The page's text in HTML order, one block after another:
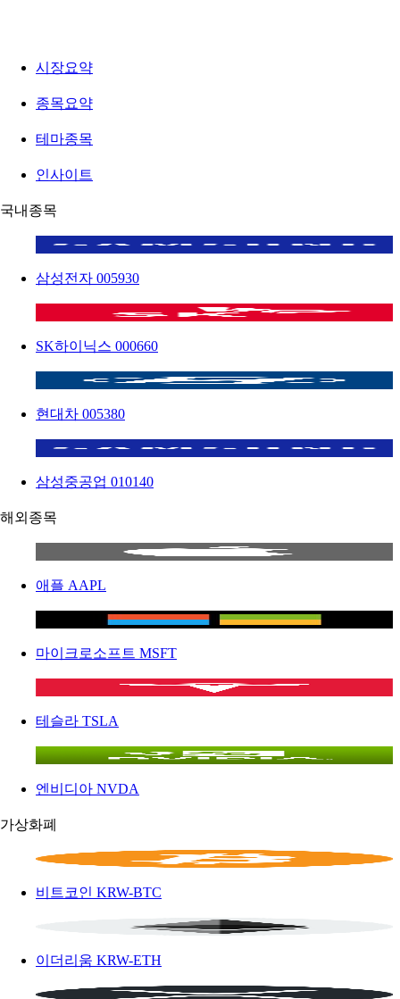
시장요약
종목요약
테마종목
인사이트
국내종목
삼성전자 005930
SK하이닉스 000660
현대차 005380
삼성중공업 010140
해외종목
애플 AAPL
마이크로소프트 MSFT
테슬라 TSLA
엔비디아 NVDA
가상화폐
비트코인 KRW-BTC
이더리움 KRW-ETH